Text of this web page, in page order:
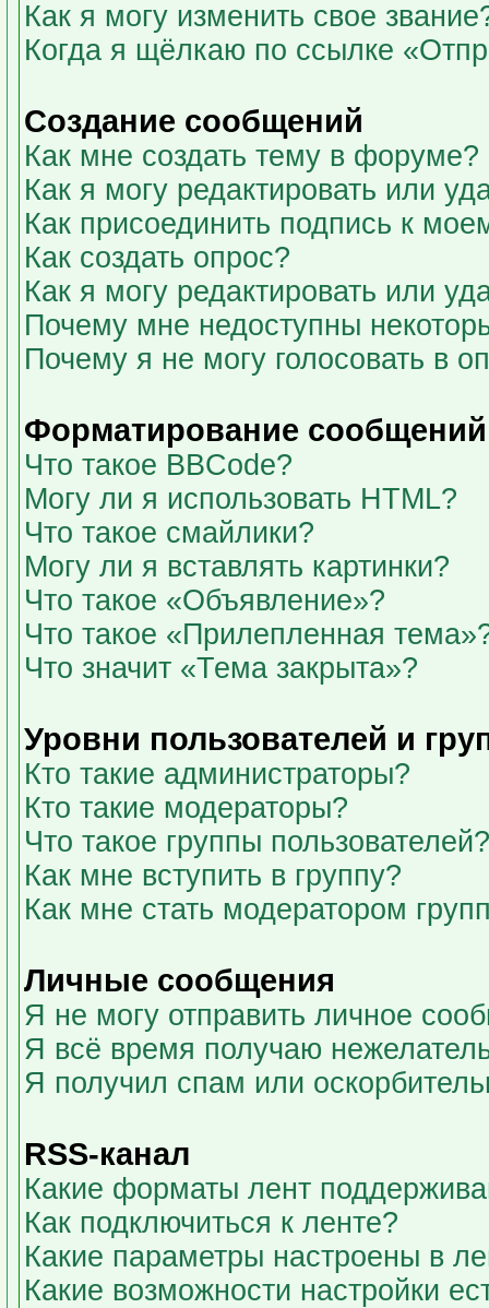
Как я могу изменить свое
Когда я щёлкаю по ссылке
Создание сообщений
Как мне создать тему в форуме?
Как я могу редактировать или
Как присоединить подпись к
Как создать опрос?
Как я могу редактировать или
Почему мне недоступны
Почему я не могу голосовать в
Форматирование
Что такое BBCode?
Могу ли я использовать HTML?
Что такое смайлики?
Могу ли я вставлять картинки?
Что такое «Объявление»?
Что такое «Прилепленная
Что значит «Тема закрыта»?
Уровни пользователей и
Кто такие администраторы?
Кто такие модераторы?
Что такое группы пользователей?
Как мне вступить в группу?
Как мне стать модератором
Личные сообщения
Я не могу отправить личное
Я всё время получаю
Я получил спам или
RSS-канал
Какие форматы лент
Как подключиться к ленте?
Какие параметры настроены в
Какие возможности настройки